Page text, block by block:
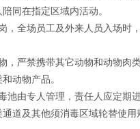
同在指定区域内活动。
全场员工及外来人员入场时
严禁携带其它动物和动物肉
动物产品。
由专人管理，责任人应定期
道及其他须消毒区域轮替使